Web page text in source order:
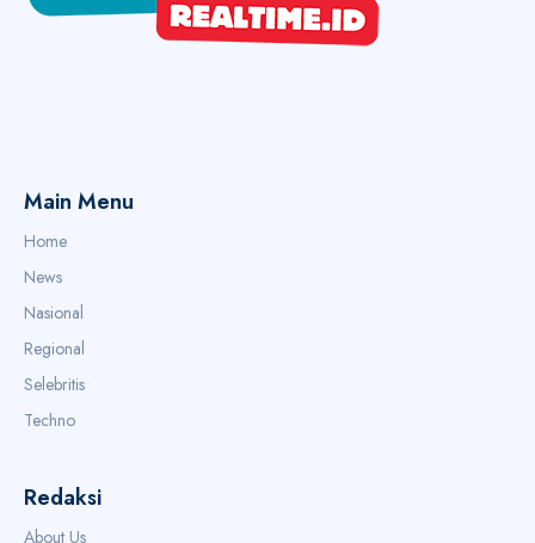
Main Menu
Home
News
Nasional
Regional
Selebritis
Techno
Redaksi
About Us